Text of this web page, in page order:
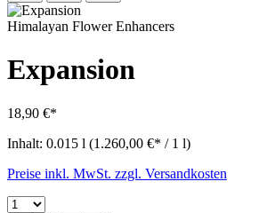
Himalayan Flower Enhancers
Expansion
18,90 €*
Inhalt: 0.015 l (1.260,00 €* / 1 l)
Preise inkl. MwSt. zzgl. Versandkosten